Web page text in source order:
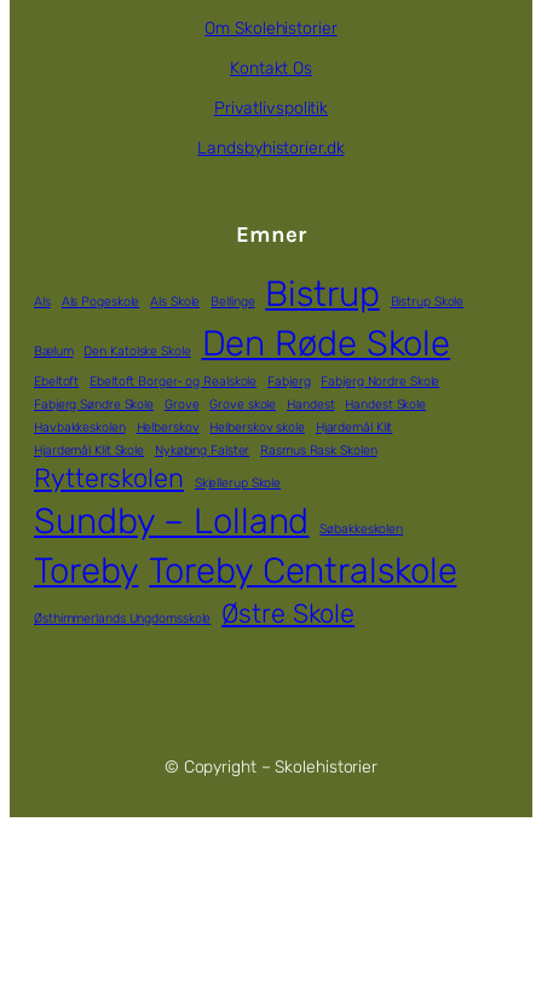
Om Skolehistorier
Kontakt Os
Privatlivspolitik
Landsbyhistorier.dk
Emner
Als Als Pogeskole Als Skole Bellinge Bistrup Bistrup Skole
Bælum Den Katolske Skole Den Røde Skole
Ebeltoft Ebeltoft Borger- og Realskole Fabjerg
Fabjerg Nordre Skole
Fabjerg Søndre Skole
Grove Grove skole Handest
Handest Skole
Havbakkeskolen
Helberskov Helberskov skole
Hjardemål Klit
Hjardemål Klit Skole
Nykøbing Falster Rasmus Rask Skolen
Rytterskolen Skjellerup Skole
Sundby – Lolland Søbakkeskolen
Toreby Toreby Centralskole
Østhimmerlands Ungdomsskole Østre Skole
© Copyright – Skolehistorier